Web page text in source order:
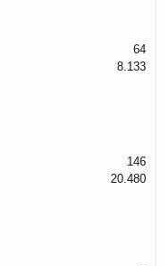
64
8.133
146
20.480